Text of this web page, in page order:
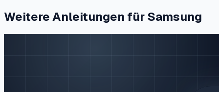
Weitere Anleitungen für Samsung